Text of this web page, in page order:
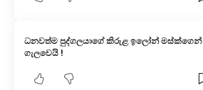
ධනවත්ම පුද්ගලයාගේ කිරුළ ඉලෝන් මස්ක්ගෙන්
ගැලවෙයි !